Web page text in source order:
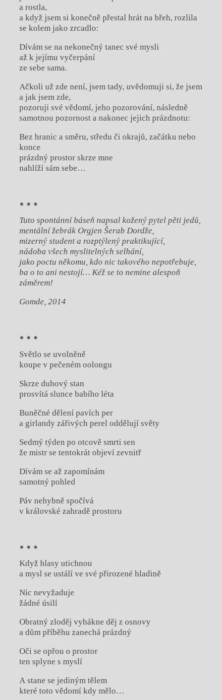
a rostla,
a když jsem si konečně přestal hrát na břeh, rozlila
se kolem jako zrcadlo:
Dívám se na nekonečný tanec své mysli
až k jejímu vyčerpání
ze sebe sama.
Ačkoli už zde není, jsem tady, uvědomuji si, že jsem
a jak jsem zde,
pozoruji své vědomí, jeho pozorování, následně
samotnou pozornost a nakonec jejich prázdnotu:
Bez hranic a směru, středu či okrajů, začátku nebo
konce
prázdný prostor skrze mne
nahlíží sám sebe…
* * *
Tuto spontánní báseň napsal kožený pytel pěti jedů,
mentální žebrák Orgjen Šerab Dordže,
mizerný student a rozptýlený praktikující,
nádoba všech myslitelných selhání,
jako poctu někomu, kdo nic takového nepotřebuje,
ba o to ani nestojí… Kéž se to nemine alespoň
záměrem!
Gomde, 2014
* * *
Světlo se uvolněně
koupe v pečeném oolongu
Skrze duhový stan
prosvítá slunce babího léta
Buněčné dělení pavích per
a girlandy zářivých perel oddělují světy
Sedmý týden po otcově smrti sen
že mistr se tentokrát objeví zevnitř
Dívám se až zapomínám
samotný pohled
Páv nehybně spočívá
v královské zahradě prostoru
* * *
Když hlasy utichnou
a mysl se ustálí ve své přirozené hladině
Nic nevyžaduje
žádné úsilí
Obratný zloděj vyhákne děj z osnovy
a dům příběhu zanechá prázdný
Oči se opřou o prostor
ten splyne s myslí
A stane se jediným tělem
které toto vědomí kdy mělo…